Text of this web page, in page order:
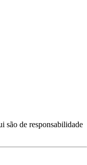
são de responsabilidade